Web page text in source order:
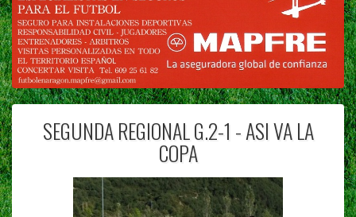
SEGUNDA REGIONAL G.2-1 - ASI VA LA
COPA